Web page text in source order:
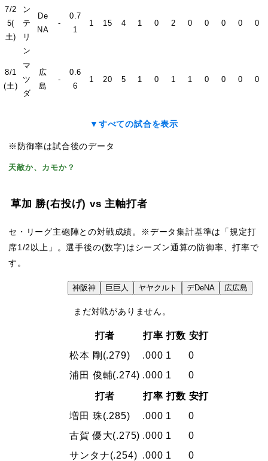
7/2
5(
土)
ン
テ
リ
ン
De
NA
-
0.7
1
1 15 4 1 0 2 0 0 0 0 0
8/1
(土)
マ
ツ
ダ
広
島
-
0.6
6
1 20 5 1 0 1 1 0 0 0 0
▼すべての試合を表示
※防御率は試合後のデータ
天敵か、カモか？
草加 勝(右投げ) vs 主軸打者
セ・リーグ主砲陣との対戦成績。※データ集計基準は「規定打
席1/2以上」。選手後の(数字)はシーズン通算の防御率、打率で
す。
神阪神 巨巨人 ヤヤクルト デDeNA 広広島
まだ対戦がありません。
打者 打率 打数 安打
松本 剛 (.279) .000 1
0
浦田 俊輔(.274) .000 1 0
打者 打率 打数 安打
増田 珠(.285) .000 1
0
古賀 優大(.275) .000 1
0
サンタナ(.254) .000 1
0